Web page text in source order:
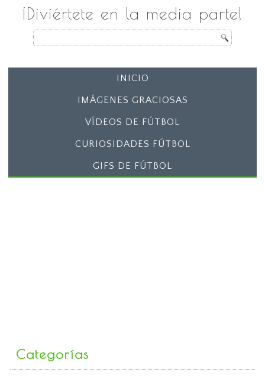
¡Diviértete en la media parte!
INICIO
IMÁGENES GRACIOSAS
VÍDEOS DE FÚTBOL
CURIOSIDADES FÚTBOL
GIFS DE FÚTBOL
Categorías